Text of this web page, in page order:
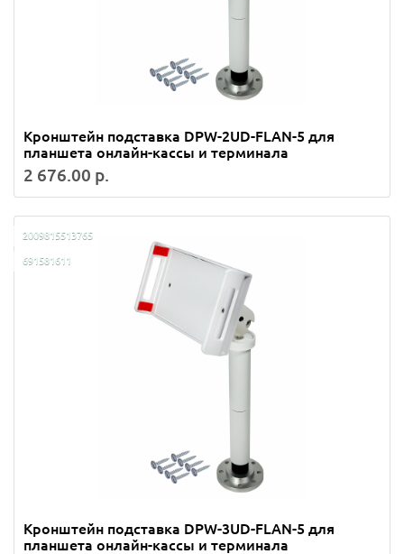
Кронштейн подставка DPW-2UD-FLAN-5 для
планшета онлайн-кассы и терминала
2 676.00 р.
2009815513765
691581611
Кронштейн подставка DPW-3UD-FLAN-5 для
планшета онлайн-кассы и терминала